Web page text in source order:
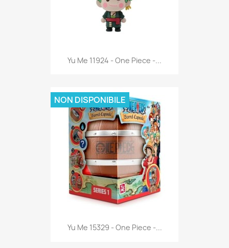
Anteprima
Yu Me 11924 - One Piece -...
Anteprima
Yu Me 15329 - One Piece -...
NON DISPONIBILE